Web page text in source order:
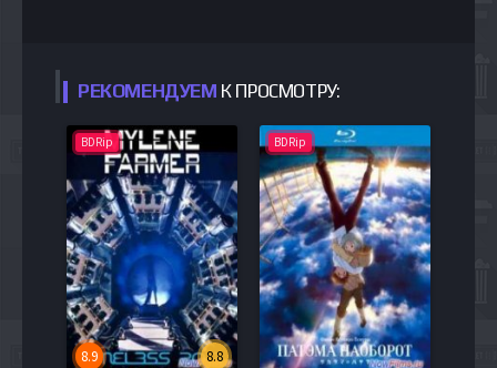
РЕКОМЕНДУЕМ К ПРОСМОТРУ:
BDRip
8.8
8.9
BDRip